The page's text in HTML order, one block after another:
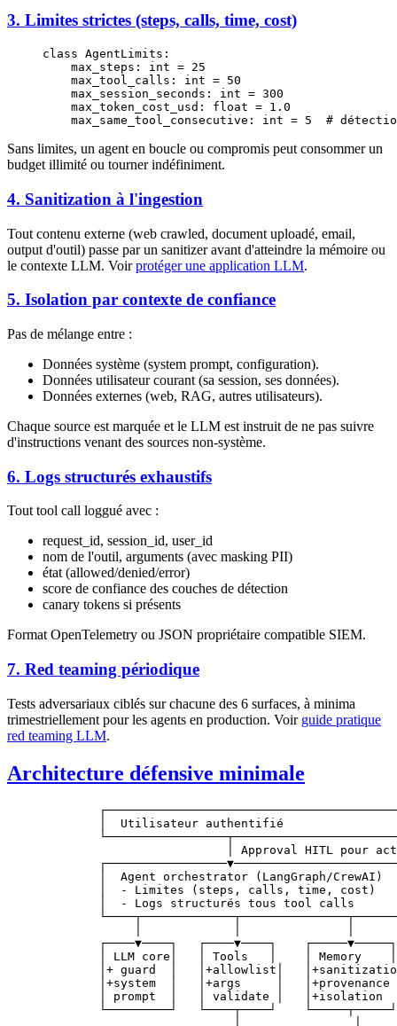
3. Limites strictes (steps, calls, time, cost)
class AgentLimits :
    max_steps:
int = 25
    max_tool_calls:
int = 50
    max_session_seconds:
int = 300
    max_token_cost_usd:
float = 1.0
    max_same_tool_consecutive:
int = 5
#
Sans limites, un agent en boucle ou compromis peut consommer un
budget illimité ou tourner indéfiniment.
4. Sanitization à l'ingestion
Tout contenu externe (web crawled, document uploadé, email,
output d'outil) passe par un sanitizer avant d'atteindre la mémoire ou
le contexte LLM. Voirprotéger une application LLM.
5. Isolation par contexte de confiance
Pas de mélange entre :
Données système (system prompt, configuration).
Données utilisateur courant (sa session, ses données).
Données externes (web, RAG, autres utilisateurs).
Chaque source est marquée et le LLM est instruit de ne pas suivre
d'instructions venant des sources non-système.
6. Logs structurés exhaustifs
Tout tool call loggué avec :
request_id, session_id, user_id
nom de l'outil, arguments (avec masking PII)
état (allowed/denied/error)
score de confiance des couches de détection
canary tokens si présents
Format OpenTelemetry ou JSON propriétaire compatible SIEM.
7. Red teaming périodique
Tests adversariaux ciblés sur chacune des 6 surfaces, à minima
trimestriellement pour les agents en production. Voir guide pratique
red teaming LLM.
Architecture défensive minimale
│  Utilisateur authentifié
│ Approval HITL pour
│  Agent orchestrator (LangGraph/CrewAI)
│  - Limites (steps, calls, time, cost)
│  - Logs structurés tous tool calls
        ┌────▼────┐   ┌────▼────┐    ┌─────▼─────┐
        │ LLM core│   │ Tools   │    │ Memory    │
│+ guard  │   │+allowlist│
│+system  │   │+args     │   │+provenance
│ prompt  │   │ validate │   │+isolation
        └─────────┘   └────┬────┘    └─────┬─────┘